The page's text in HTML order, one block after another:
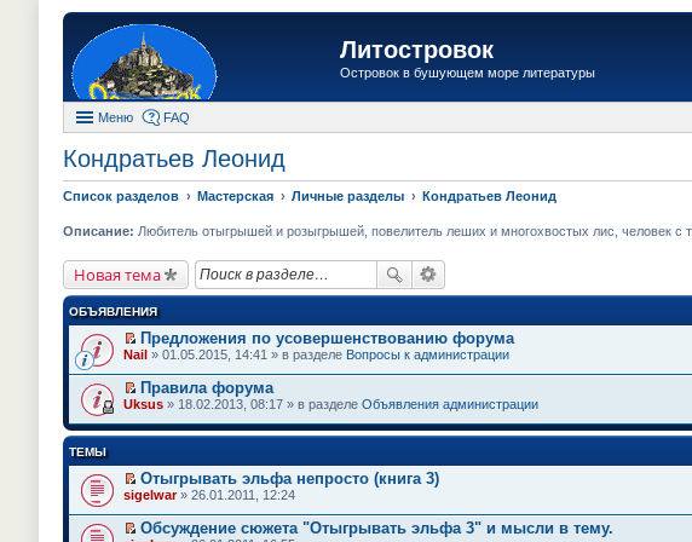
Литостровок
Островок в бушующем море литературы
Меню FAQ
Кондратьев Леонид
Список разделов Мастерская Личные разделы Кондратьев Леонид
Описание: Любитель отыгрышей и розыгрышей, повелитель леших и многохвостых лис, человек
Новая тема
ОБЪЯВЛЕНИЯ
П
р
е
й
т
и
п
е
р
о
м
Предложения по усовершенствованию форума
Nail » 01.05.2015, 14:41 » в разделе Вопросы к администрации
П
р
т
и
к
п
е
Правила форума
Uksus » 18.02.2013, 08:17 » в разделе Объявления администрации
ТЕМЫ
П
е
р
е
Отыгрывать эльфа непросто (книга 3)
sigelwar» 26.01.2011, 12:24
Обсуждение сюжета "Отыгрывать эльфа 3" и мысли в тему.